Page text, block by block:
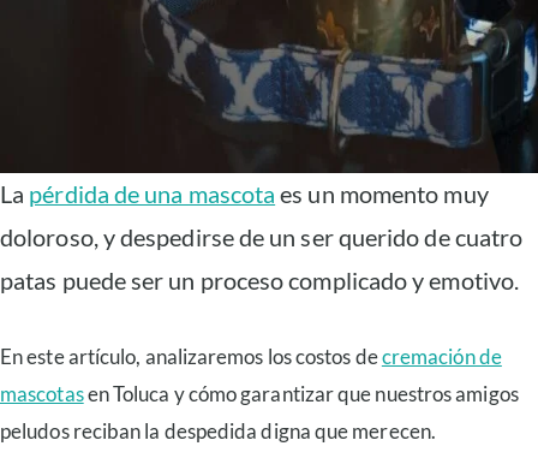
La pérdida de una mascota es un momento muy
doloroso, y despedirse de un ser querido de cuatro
patas puede ser un proceso complicado y emotivo.
En este artículo, analizaremos los costos decremación de
mascotasen Toluca y cómo garantizar que nuestros amigos
peludos reciban la despedida digna que merecen.